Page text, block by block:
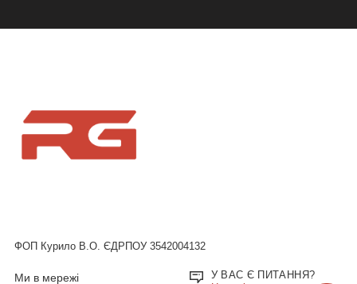
ФОП Курило В.О. ЄДРПОУ 3542004132
У ВАС Є ПИТАННЯ?
Ми в мережі